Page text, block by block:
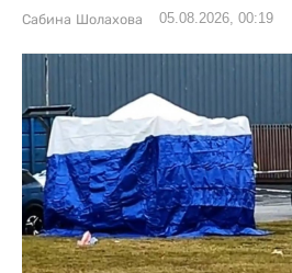
Сабина Шолахова 05.08.2026, 00:19